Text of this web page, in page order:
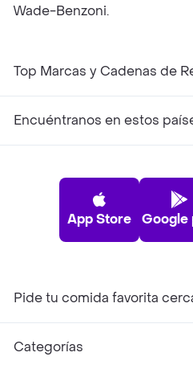
Wade-Benzoni.
Top Marcas y Cadenas de
Encuéntranos en estos
App Store Google
Pide tu comida favorita
Categorías